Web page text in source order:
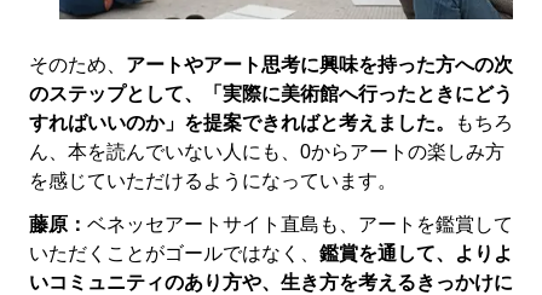
そのため、 アートやアート思考に興味を持った方への次
のステップとして、「実際に美術館へ行ったときにどう
すればいいのか」を提案できればと考えました。
もちろ
ん、本を読んでいない人にも、0からアートの楽しみ方
を感じていただけるようになっています。
藤原： ベネッセアートサイト直島も、アートを鑑賞して
いただくことがゴールではなく、 鑑賞を通して、よりよ
いコミュニティのあり方や、生き方を考えるきっかけに